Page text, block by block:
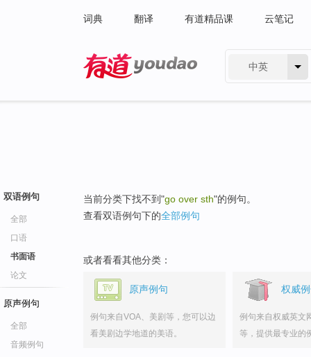
词典 翻译 有道精品课 云笔记
中英
双语例句
全部
口语
书面语
论文
原声例句
全部
音频例句
当前分类下找不到"go over sth"的例句。
查看双语例句下的全部例句
或者看看其他分类：
原声例句
例句来自VOA、美剧等，您可以边
看美剧边学地道的美语。
权威
例句来自权威英文
等，提供最专业的